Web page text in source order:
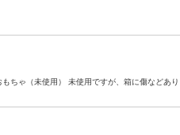
ちゃ（未使用） 未使用ですが、箱に傷などあり